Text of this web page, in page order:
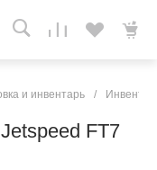
и инвентарь /
FT7